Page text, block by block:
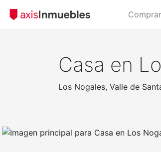
Comprar
Casa en
Los Nogales, Valle de